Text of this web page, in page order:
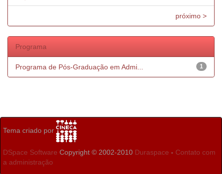
próximo >
Programa
1
Programa de Pós-Graduação em Admi...
Tema criado por
DSpace Software Copyright © 2002-2010 Duraspace - Contato com
a administração